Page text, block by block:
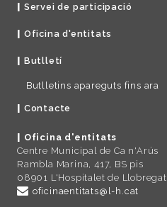
Servei de participació
Oficina d'entitats
Butlletí
Butlletins apareguts fins ara
Contacte
Oficina d'entitats
Centre Municipal de Ca n'Arús
Rambla Marina, 417, BS pis
08901 L'Hospitalet de Llobregat
oficinaentitats@l-h.cat